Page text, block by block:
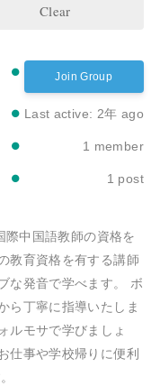
Clear
Join Group
Last active: 2年 ago
1 member
1 post
際中国語教師の資格を
教育資格を有する講師
な発音で学べます。 ボ
ら丁寧に指導いたしま
ルモサで学びましょ
仕事や学校帰りに便利